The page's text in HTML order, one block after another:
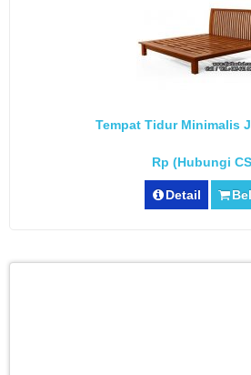
Tempat Tidur Minimalis
Rp (Hubungi
Detail